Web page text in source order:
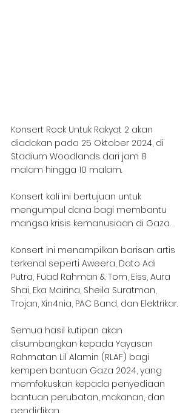
Konsert Rock Untuk Rakyat 2 akan
diadakan pada 25 Oktober 2024, di
Stadium Woodlands dari jam 8
malam hingga 10 malam.
Konsert kali ini bertujuan untuk
mengumpul dana bagi membantu
mangsa krisis kemanusiaan di Gaza.
Konsert ini menampilkan barisan artis
terkenal seperti Aweera, Dato Adi
Putra, Fuad Rahman & Tom, Eiss, Aura
Shai, Eka Mairina, Sheila Suratman,
Trojan, Xin4nia, PAC Band, dan Elektrikar.
Semua hasil kutipan akan
disumbangkan kepada Yayasan
Rahmatan Lil Alamin (RLAF) bagi
kempen bantuan Gaza 2024, yang
memfokuskan kepada penyediaan
bantuan perubatan, makanan, dan
pendidikan.